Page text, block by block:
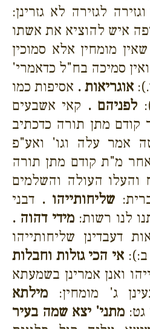
לגזירה לא גזרינן:
איש להוציא את אשתו
שאין מומחין אלא סמוכין
ואין סמיכה בח"ל כדאמרי'
אוגריאות . אסיפות כמו
לפניהם . קאי אשבעים
קודם מתן תורה כדכתיב
אמר עלה וגו' ואע"פ
מ"ת קודם מתן תורה
והעלו העולה והשלמים
שליחותייהו . דבני
לנו רשות:מידי דהוה .
דעבדינן שליחותייהו
אי הכי גזלות וחבלות
ואנן אמרינן בשמעתא
ג' מומחין: מילתא
גט: מתני' יצא שמה בעיר